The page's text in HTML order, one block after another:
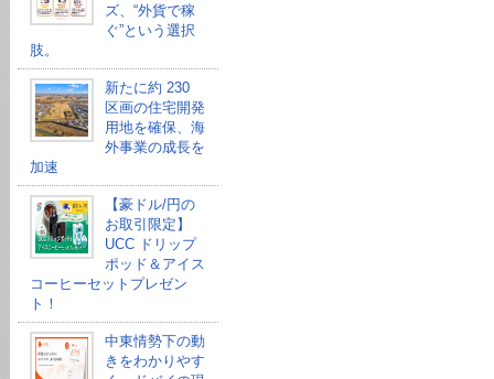
ズ、“外貨で稼
ぐ”という選択
肢。
新たに約 230
区画の住宅開発
用地を確保、海
外事業の成長を
加速
【豪ドル/円の
お取引限定】
UCC ドリップ
ポッド＆アイス
コーヒーセットプレゼン
ト！
中東情勢下の動
きをわかりやす